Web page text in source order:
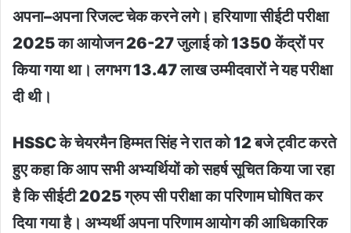
अपना–अपनारिजल्टचेककरनेलगे।हरियाणा सीईटी परीक्षा
2025 का आयोजन 26-27 जुलाई को 1350 केंद्रों पर
किया गया था। लगभग 13.47 लाख उम्मीदवारों ने यह परीक्षा
दी थी।
HSSCकेचेयरमैनहिम्मतसिंहनेरातको12बजेट्वीटकरते
हुएकहाकिआप सभीअभ्यर्थियोंकोसहर्षसूचितकियाजारहा
हैकिसीईटी2025ग्रुपसीपरीक्षाकापरिणामघोषितकर
दियागयाहै। अभ्यर्थीअपनापरिणामआयोगकीआधिकारिक